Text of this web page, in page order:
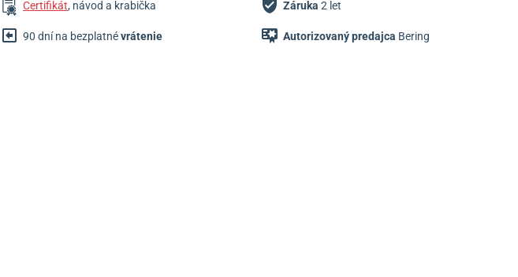
Certifikát, návod a krabička Záruka 2 let
90 dní na bezplatnévrátenie Autorizovaný predajca Bering